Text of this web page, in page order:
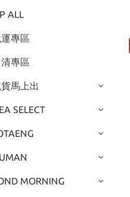
ALL
專區
專區
馬上出
SELECT
MORNING